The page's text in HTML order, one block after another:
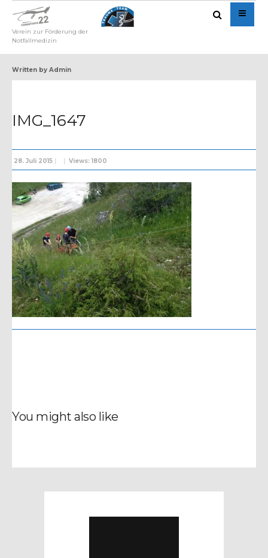
Verein zur Förderung der
Notfallmedizin
Written by Admin
IMG_1647
28. Juli 2015 | | Views: 1800
You might also like